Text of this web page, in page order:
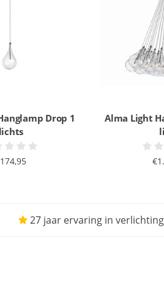
Drop 1
lichts
Alma Light
27 jaar ervaring in verlichting